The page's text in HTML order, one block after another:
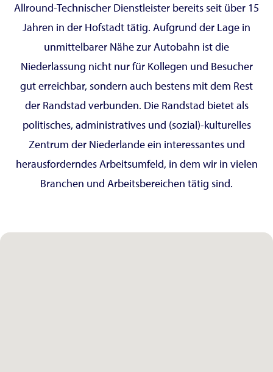
Allround-Technischer Dienstleister bereits seit über 15
Jahren in der Hofstadt tätig. Aufgrund der Lage in
unmittelbarer Nähe zur Autobahn ist die
Niederlassung nicht nur für Kollegen und Besucher
gut erreichbar, sondern auch bestens mit dem Rest
der Randstad verbunden. Die Randstad bietet als
politisches, administratives und (sozial)-kulturelles
Zentrum der Niederlande ein interessantes und
herausforderndes Arbeitsumfeld, in dem wir in vielen
Branchen und Arbeitsbereichen tätig sind.